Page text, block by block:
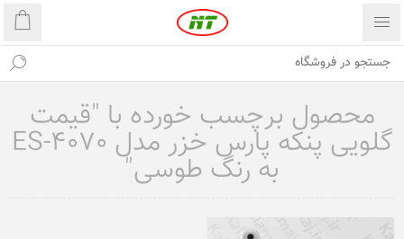
محصول برچسب خورده با "قیمت
گلویی پنکه پارس خزر مدل ES-4070
به رنگ طوسی"